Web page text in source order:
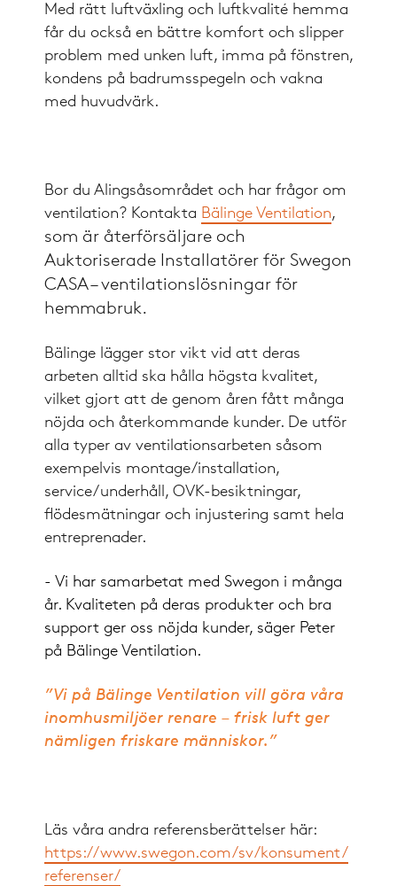
Med rätt luftväxling och luftkvalité hemma
får du också en bättre komfort och slipper
problem med unken luft, imma på fönstren,
kondens på badrumsspegeln och vakna
med huvudvärk.
Bor du Alingsåsområdet och har frågor om
ventilation? Kontakta Bälinge Ventilation,
som är återförsäljare och
Auktoriserade Installatörer för Swegon
CASA – ventilationslösningar för
hemmabruk.
Bälinge lägger stor vikt vid att deras
arbeten alltid ska hålla högsta kvalitet,
vilket gjort att de genom åren fått många
nöjda och återkommande kunder. De utför
alla typer av ventilationsarbeten såsom
exempelvis montage/installation,
service/underhåll, OVK-besiktningar,
flödesmätningar och injustering samt hela
entreprenader.
- Vi har samarbetat med Swegon i många
år. Kvaliteten på deras produkter och bra
support ger oss nöjda kunder, säger Peter
på Bälinge Ventilation.
”Vi på Bälinge Ventilation vill göra våra
inomhusmiljöer renare – frisk luft ger
nämligen friskare människor.”
Läs våra andra referensberättelser här:
https://www.swegon.com/sv/konsument/
referenser/